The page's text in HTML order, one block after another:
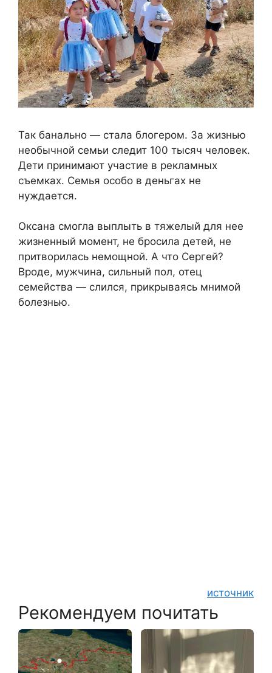
Так банально — стала блогером. За жизнью
необычной семьи следит 100 тысяч человек.
Дети принимают участие в рекламных
съемках. Семья особо в деньгах не
нуждается.
Оксана смогла выплыть в тяжелый для нее
жизненный момент, не бросила детей, не
притворилась немощной. А что Сергей?
Вроде, мужчина, сильный пол, отец
семейства — слился, прикрываясь мнимой
болезнью.
источник
Рекомендуем почитать